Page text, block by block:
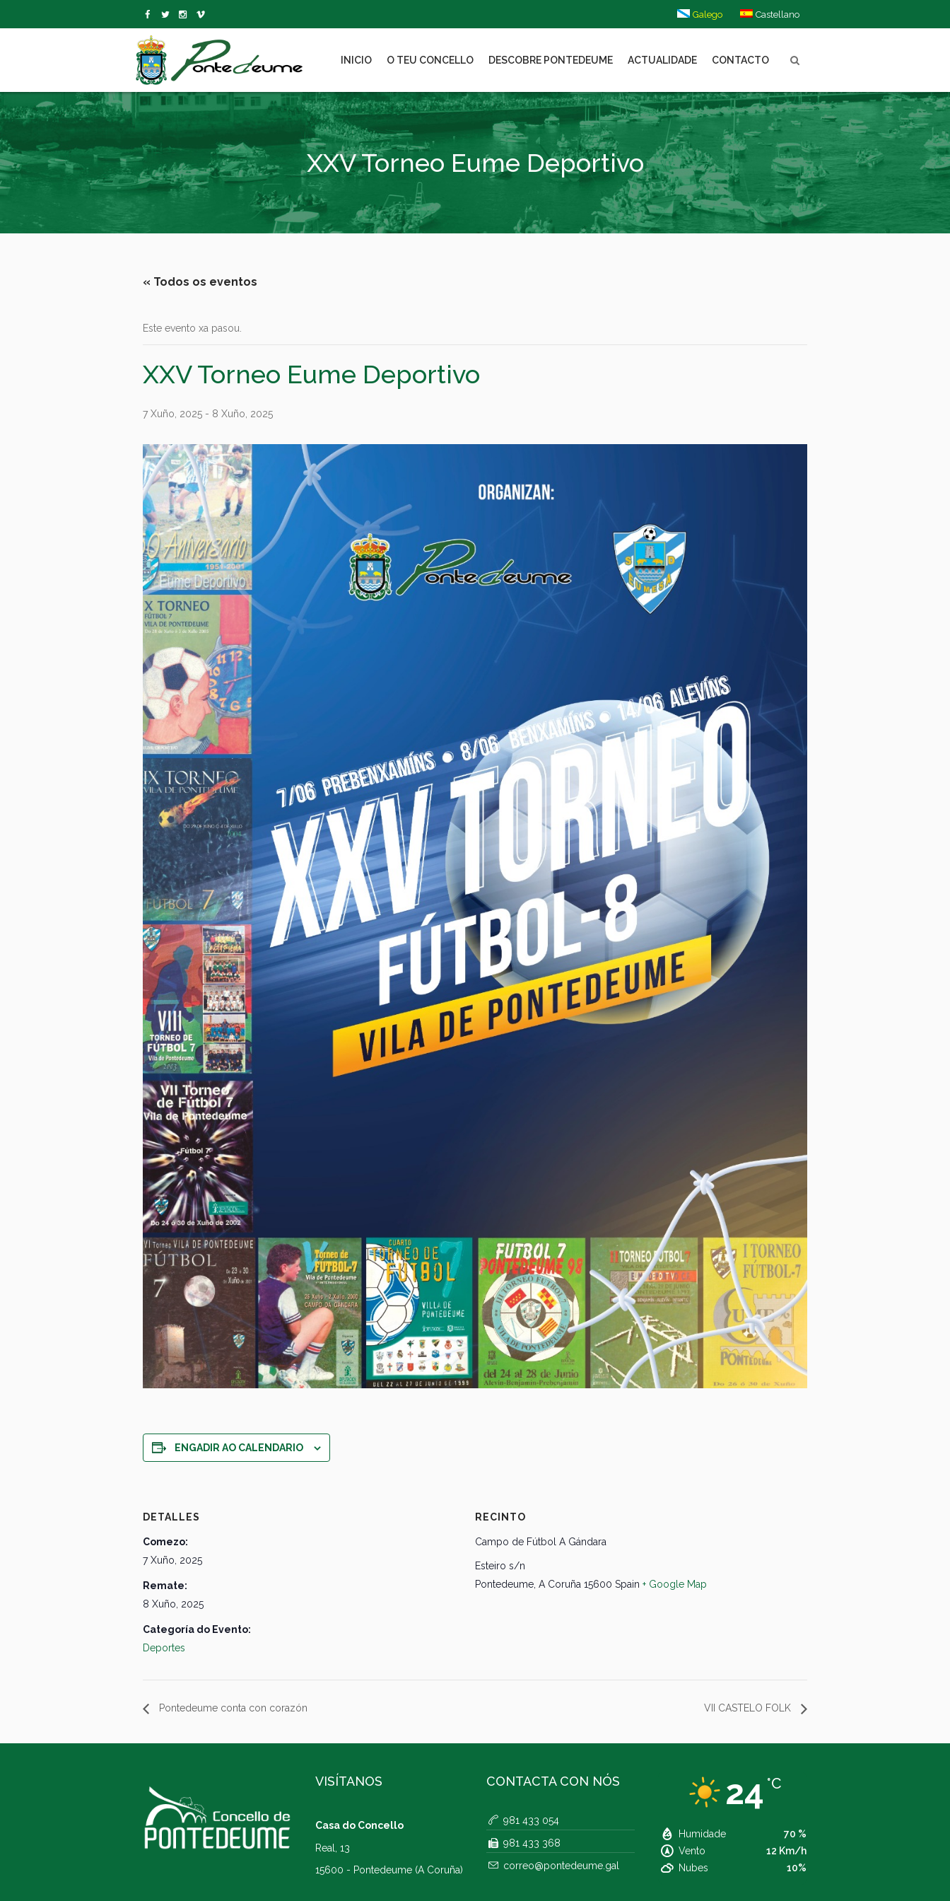
Galego Castellano
INICIO O TEU CONCELLO DESCOBRE PONTEDEUME ACTUALIDADE CONTACTO
XXV Torneo Eume Deportivo
« Todos os eventos
Este evento xa pasou.
XXV Torneo Eume Deportivo
7 Xuño, 2025 - 8 Xuño, 2025
ENGADIR AO CALENDARIO
DETALLES
Comezo:
7 Xuño, 2025
Remate:
8 Xuño, 2025
Categoría do Evento:
Deportes
RECINTO
Campo de Fútbol A Gándara
Esteiro s/n
Pontedeume A Coruña 15600 Spain + Google Map
Pontedeume conta con corazón VII CASTELO FOLK
VISÍTANOS
Casa do Concello
Real, 13
15600 - Pontedeume (A Coruña)
CONTACTA CON NÓS
981 433 054
981 433 368
correo@pontedeume.gal
24 °C
Humidade
70 %
Vento
12 Km/h
Nubes
10%